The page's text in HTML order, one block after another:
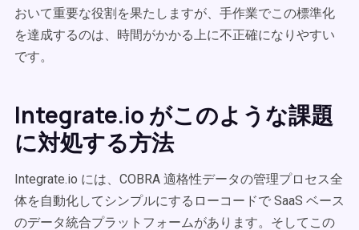
おいて重要な役割を果たしますが、手作業でこの標準化
を達成するのは、時間がかかる上に不正確になりやすい
です。
Integrate.io がこのような課題
に対処する方法
Integrate.io には、COBRA 適格性データの管理プロセス全
体を自動化してシンプルにするローコードで SaaS ベース
のデータ統合プラットフォームがあります。そしてこの